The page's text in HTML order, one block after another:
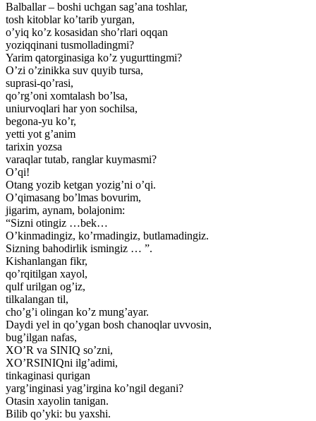
Balballar – boshi uchgan sag’ana toshlar,
tosh kitoblar ko’tarib yurgan,
o’yiq ko’z kosasidan sho’rlari oqqan
yoziqqinani tusmolladingmi?
Yarim qatorginasiga ko’z yugurttingmi?
O’zi o’zinikka suv quyib tursa,
suprasi-qo’rasi,
qo’rg’oni xomtalash bo’lsa,
uniurvoqlari har yon sochilsa,
begona-yu ko’r,
yetti yot g’anim
tarixin yozsa
varaqlar tutab, ranglar kuymasmi?
O’qi!
Otang yozib ketgan yozig’ni o’qi.
O’qimasang bo’lmas bovurim,
jigarim, aynam, bolajonim:
“Sizni otingiz …bek…
O’kinmadingiz, ko’rmadingiz, butlamadingiz.
Sizning bahodirlik ismingiz … ”.
Kishanlangan fikr,
qo’rqitilgan xayol,
qulf urilgan og’iz,
tilkalangan til,
cho’g’i olingan ko’z mung’ayar.
Daydi yel in qo’ygan bosh chanoqlar uvvosin,
bug’ilgan nafas,
XO’R va SINIQ so’zni,
XO’RSINIQni ilg’adimi,
tinkaginasi qurigan
yarg’inginasi yag’irgina ko’ngil degani?
Otasin xayolin tanigan.
Bilib qo’yki: bu yaxshi.